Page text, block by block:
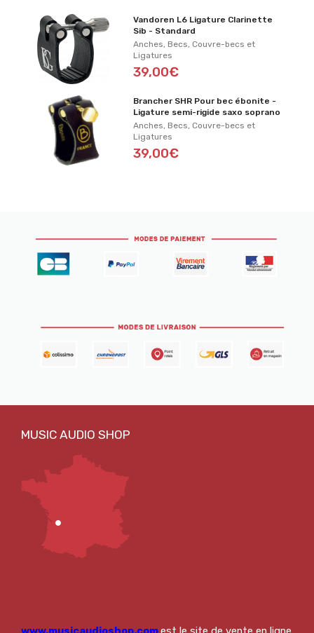
Vandoren L6 Ligature Clarinette
Sib - Standard
Anches, Becs, Couvre-becs et
Ligatures
39,00€
Brancher SHR Pour bec ébonite -
Ligature semi-rigide saxo soprano
Anches, Becs, Couvre-becs et
Ligatures
39,00€